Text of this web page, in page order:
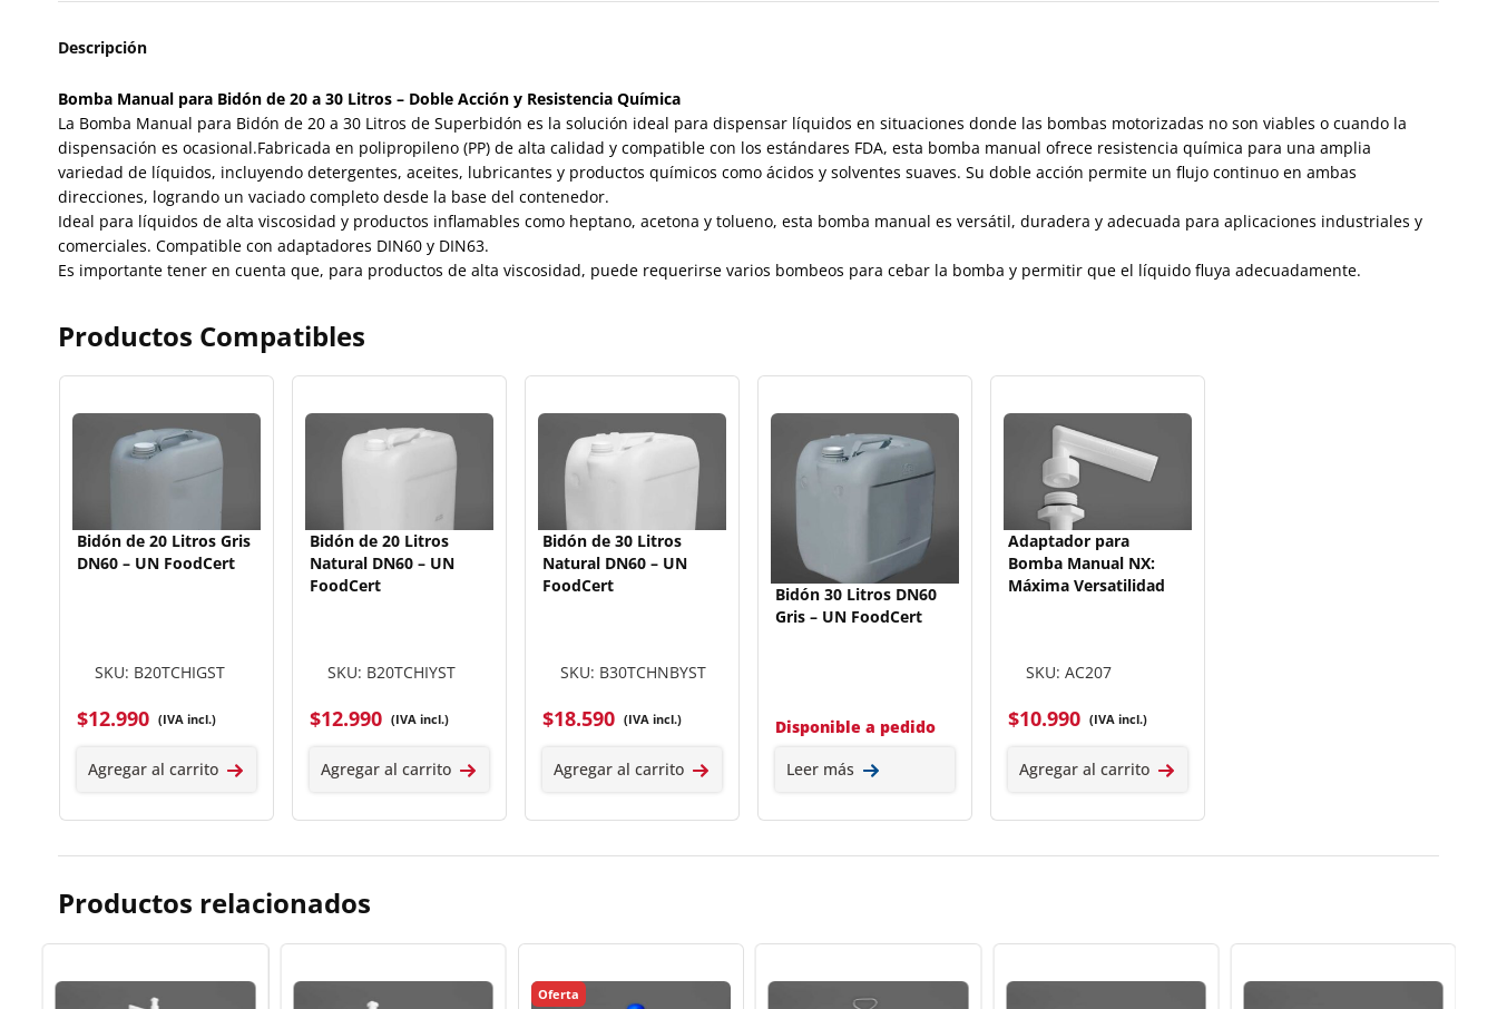
Descripción
Bomba Manual para Bidón de 20 a 30 Litros – Doble Acción y Resistencia Química
La Bomba Manual para Bidón de 20 a 30 Litros de Superbidón es la solución ideal para dispensar líquidos en situaciones donde las bombas motorizadas no son viables o cuando la
dispensación es ocasional.Fabricada en polipropileno (PP) de alta calidad y compatible con los estándares FDA, esta bomba manual ofrece resistencia química para una amplia
variedad de líquidos, incluyendo detergentes, aceites, lubricantes y productos químicos como ácidos y solventes suaves. Su doble acción permite un flujo continuo en ambas
direcciones, logrando un vaciado completo desde la base del contenedor.
Ideal para líquidos de alta viscosidad y productos inflamables como heptano, acetona y tolueno, esta bomba manual es versátil, duradera y adecuada para aplicaciones industriales y
comerciales. Compatible con adaptadores DIN60 y DIN63.
Es importante tener en cuenta que, para productos de alta viscosidad, puede requerirse varios bombeos para cebar la bomba y permitir que el líquido fluya adecuadamente.
Productos Compatibles
Bidón de 20 Litros Gris
DN60 – UN FoodCert
SKU: B20TCHIGST
$12.990 (IVA incl.)
Agregar al carrito
Bidón de 20 Litros
Natural DN60 – UN
FoodCert
SKU: B20TCHIYST
$12.990 (IVA incl.)
Agregar al carrito
Bidón de 30 Litros
Natural DN60 – UN
FoodCert
SKU: B30TCHNBYST
$18.590 (IVA incl.)
Agregar al carrito
Bidón 30 Litros DN60
Gris – UN FoodCert
Disponible a pedido
Leer más
Adaptador para
Bomba Manual NX:
Máxima Versatilidad
SKU: AC207
$10.990 (IVA incl.)
Agregar al carrito
Productos relacionados
Oferta